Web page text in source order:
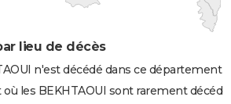
lieu de décès
n'est décédé dans ce département
les BEKHTAOUI sont rarement